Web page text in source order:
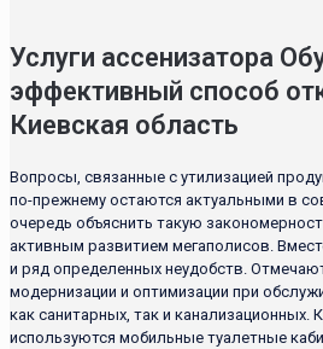
Услуги ассенизатора
эффективный способ
Киевская область
Вопросы, связанные с утилизацией
по-прежнему остаются актуальными в
очередь объяснить такую
активным развитием мегаполисов.
и ряд определенных неудобств.
модернизации и оптимизации при
как санитарных, так и канализационных.
используются мобильные туалетные